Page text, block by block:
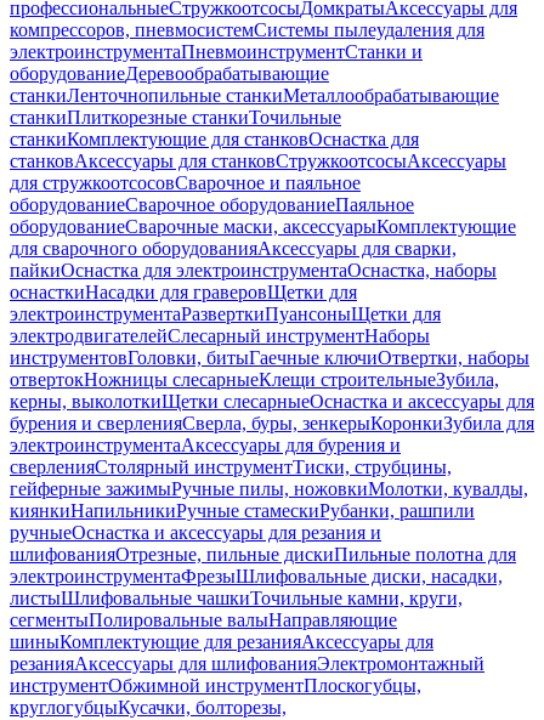
профессиональныеСтружкоотсосыДомкратыАксессуары для
компрессоров, пневмосистемСистемы пылеудаления для
электроинструментаПневмоинструментСтанки и
оборудованиеДеревообрабатывающие
станкиЛенточнопильные станкиМеталлообрабатывающие
станкиПлиткорезные станкиТочильные
станкиКомплектующие для станковОснастка для
станковАксессуары для станковСтружкоотсосыАксессуары
для стружкоотсосовСварочное и паяльное
оборудованиеСварочное оборудованиеПаяльное
оборудованиеСварочные маски, аксессуарыКомплектующие
для сварочного оборудованияАксессуары для сварки,
пайкиОснастка для электроинструментаОснастка, наборы
оснасткиНасадки для граверовЩетки для
электроинструментаРазверткиПуансоныЩетки для
электродвигателейСлесарный инструментНаборы
инструментовГоловки, битыГаечные ключиОтвертки, наборы
отвертокНожницы слесарныеКлещи строительныеЗубила,
керны, выколоткиЩетки слесарныеОснастка и аксессуары для
бурения и сверленияСверла, буры, зенкерыКоронкиЗубила для
электроинструментаАксессуары для бурения и
сверленияСтолярный инструментТиски, струбцины,
гейферные зажимыРучные пилы, ножовкиМолотки, кувалды,
киянкиНапильникиРучные стамескиРубанки, рашпили
ручныеОснастка и аксессуары для резания и
шлифованияОтрезные, пильные дискиПильные полотна для
электроинструментаФрезыШлифовальные диски, насадки,
листыШлифовальные чашкиТочильные камни, круги,
сегментыПолировальные валыНаправляющие
шиныКомплектующие для резанияАксессуары для
резанияАксессуары для шлифованияЭлектромонтажный
инструментОбжимной инструментПлоскогубцы,
круглогубцыКусачки, болторезы,